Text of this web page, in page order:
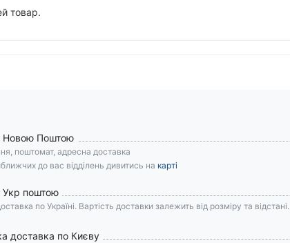
товар.
Новою Поштою
поштомат, адресна доставка
до вас відділень дивитись на карті
Укр поштою
по Україні. Вартість доставки залежить від розміру та відстані.
доставка по Києву